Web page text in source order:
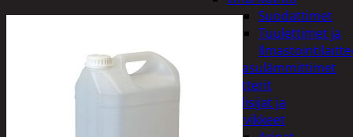
Suodattimet
Tuulettimet ja
Kaasulämmittimet
Patterit
Tulisijat ja
tarvikkeet